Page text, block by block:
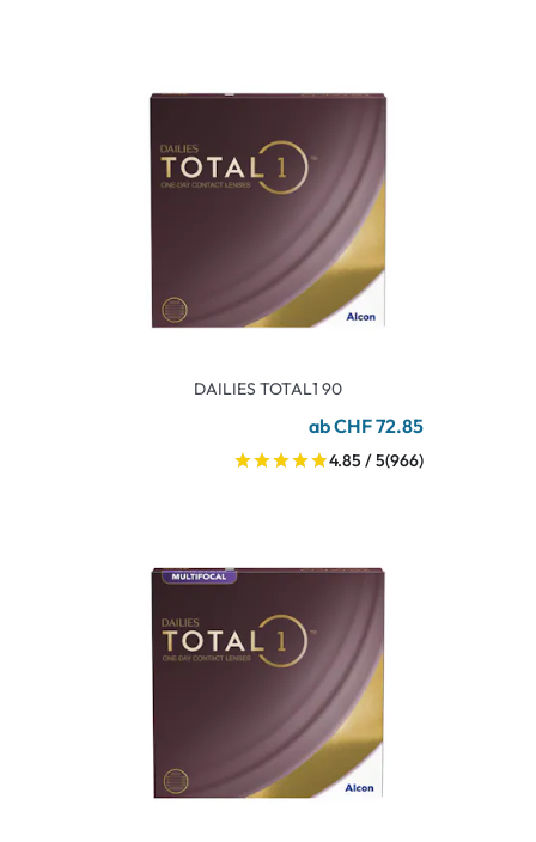
DAILIES TOTAL1 90
ab CHF 72.85
4.85 / 5(966)